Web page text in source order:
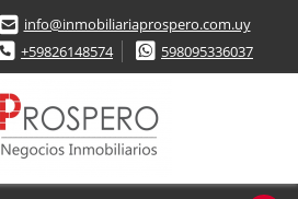
info@inmobiliariaprospero.com.uy
+59826148574
598095336037